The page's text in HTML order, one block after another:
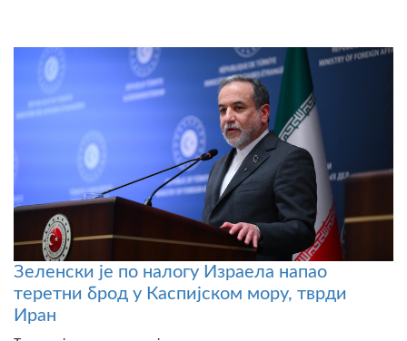
Зеленски је по налогу Израела напао
теретни брод у Каспијском мору, тврди
Иран